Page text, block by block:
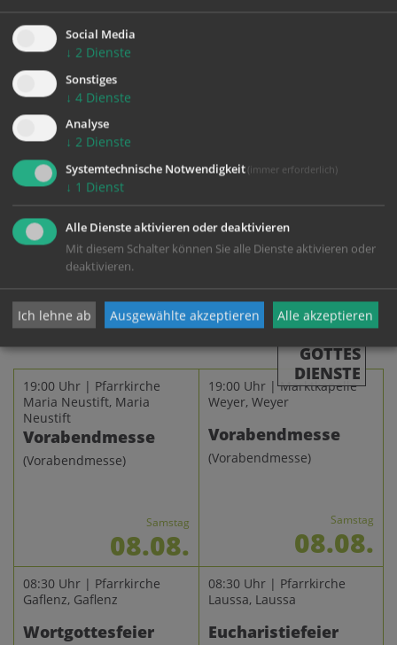
Es ist wieder soweit! Wir laden alle Besucher,
Pilger und Freunde des Heiligensteins wieder zu
unserem traditionellen Sebaldisonntag ein.
Das ist heuer der23. August
Festgottesdienst um 10 Uhr.
Danach sorgen die freiwilligen Helfer des
Heiligenstein-Teams für das leibliche Wohl. Die
Trachtenmusikkapelle gestaltet die Gottesdienste
musikalisch und sorgt anschließend beim Fest für
Wir freuen uns auf viele Besucher!
ALLE
GOTTES
DIENSTE
19:00 Uhr | Pfarrkirche
Maria Neustift, Maria
Neustift
Vorabendmesse
(Vorabendmesse)
Samstag
08.08.
19:00 Uhr | Marktkapelle
Weyer, Weyer
Vorabendmesse
(Vorabendmesse)
Samstag
08.08.
08:30 Uhr | Pfarrkirche
Gaflenz, Gaflenz
Wortgottesfeier
08:30 Uhr | Pfarrkirche
Laussa, Laussa
Eucharistiefeier
Social Media
↓ 2 Dienste
Sonstiges
↓ 4 Dienste
Analyse
↓ 2 Dienste
Systemtechnische Notwendigkeit (immer erforderlich)
↓ 1 Dienst
Alle Dienste aktivieren oder deaktivieren
Mit diesem Schalter können Sie alle Dienste aktivieren oder
deaktivieren.
Ich lehne ab Ausgewählte akzeptieren Alle akzeptieren